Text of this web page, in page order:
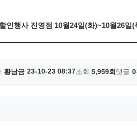
인행사 진영점 10월24일(화)~10월26일
황남금 23-10-23 08:37조회 5,959회 댓글 0